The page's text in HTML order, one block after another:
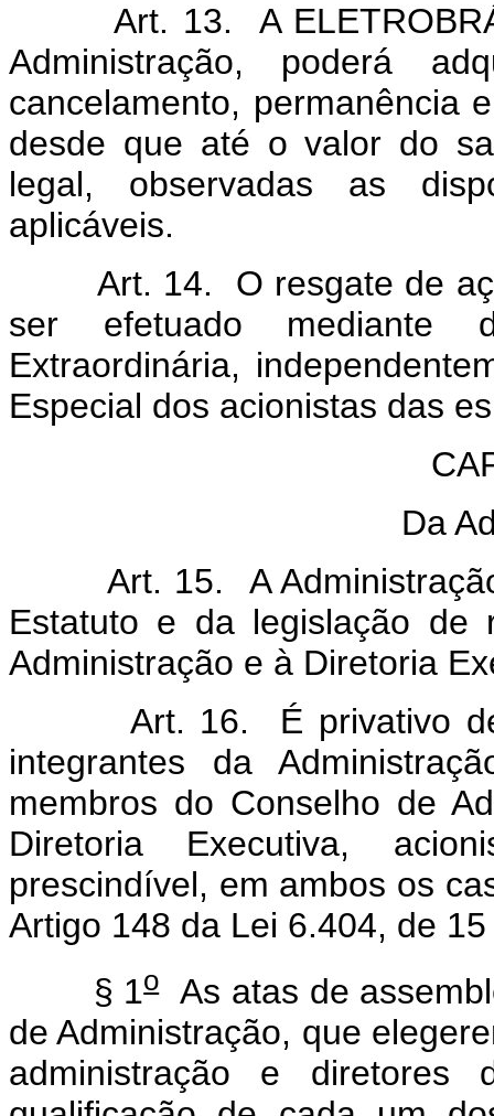
Art. 13. A
Administração, poderá
cancelamento, permanência
desde que até o valor do
legal, observadas as
aplicáveis.
Art. 14. O resgate de
ser efetuado mediante
Extraordinária,
Especial dos acionistas das
Da
Art. 15. A Administração
Estatuto e da legislação de
Administração e à Diretoria
Art. 16. É privativo de
integrantes da
membros do Conselho de
Diretoria Executiva,
prescindível, em ambos os
Artigo 148 da Lei 6.404, de
§ 1oAs atas de
de Administração, que
administração e diretores